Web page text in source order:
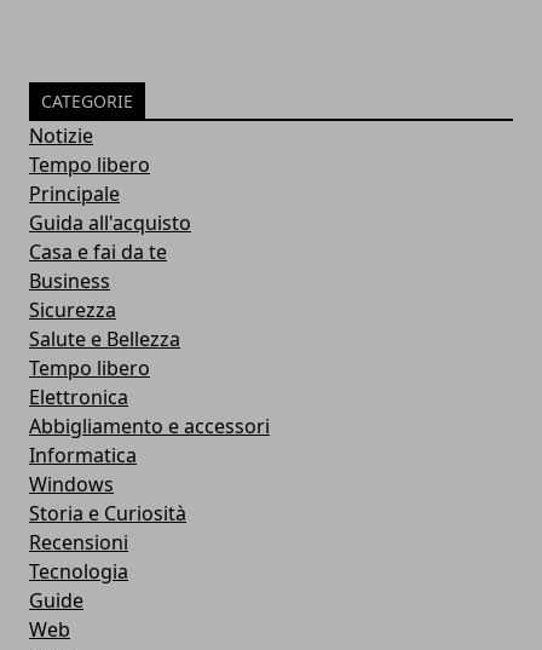
CATEGORIE
Notizie
Tempo libero
Principale
Guida all'acquisto
Casa e fai da te
Business
Sicurezza
Salute e Bellezza
Tempo libero
Elettronica
Abbigliamento e accessori
Informatica
Windows
Storia e Curiosità
Recensioni
Tecnologia
Guide
Web